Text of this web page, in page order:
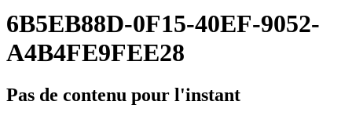
6B5EB88D-0F15-40EF-9052-
A4B4FE9FEE28
Pas de contenu pour l'instant